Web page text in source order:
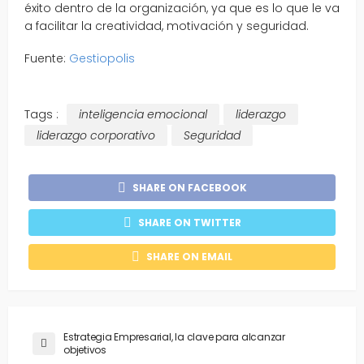
éxito dentro de la organización, ya que es lo que le va
a facilitar la creatividad, motivación y seguridad.
Fuente: Gestiopolis
Tags : inteligencia emocional
liderazgo
liderazgo corporativo
Seguridad
SHARE ON FACEBOOK
SHARE ON TWITTER
SHARE ON EMAIL
Estrategia Empresarial, la clave para alcanzar
objetivos